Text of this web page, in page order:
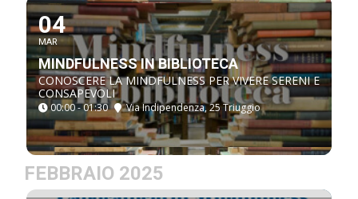
04
MAR
MINDFULNESS IN BIBLIOTECA
CONOSCERE LA MINDFULNESS PER VIVERE SERENI E
CONSAPEVOLI
00:00 - 01:30 Via Indipendenza, 25 Triuggio
FEBBRAIO 2025